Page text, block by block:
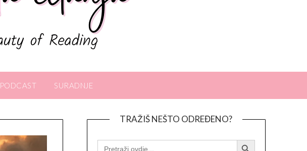
PODCAST SURADNJE
TRAŽIŠ NEŠTO ODREĐENO?
SEARCH
Search Button